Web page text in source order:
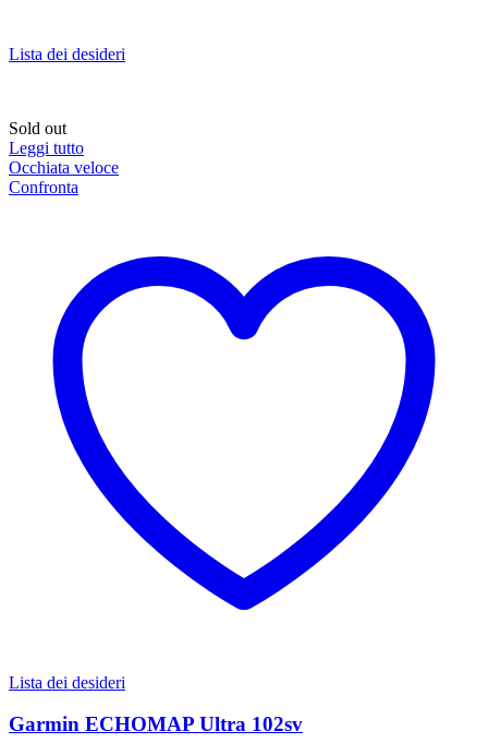
Lista dei desideri
Sold out
Leggi tutto
Occhiata veloce
Confronta
Lista dei desideri
Garmin ECHOMAP Ultra 102sv